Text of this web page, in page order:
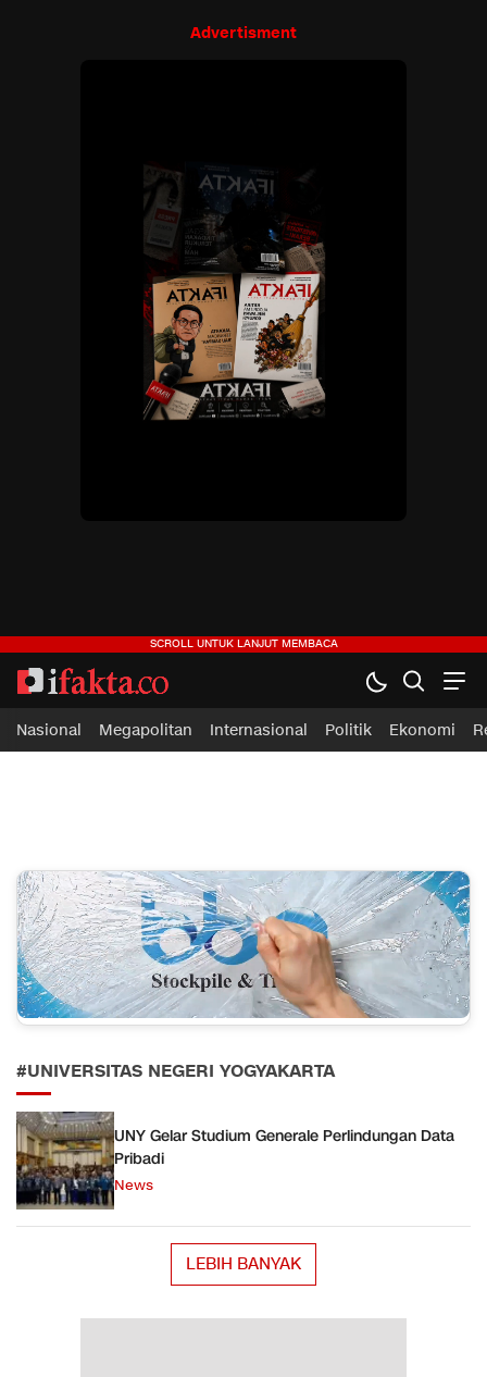
Advertisment
ifakta.co
#pastibenar
Nasional Megapolitan Internasional Politik Ekonomi
#UNIVERSITAS NEGERI YOGYAKARTA
UNY Gelar Studium Generale Perlindungan Data
Pribadi
News
LEBIH BANYAK